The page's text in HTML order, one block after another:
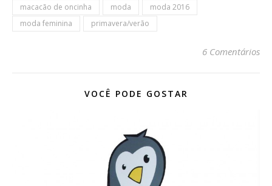
macacão de oncinha
moda
moda 2016
moda feminina
primavera/verão
6 Comentários
VOCÊ PODE GOSTAR